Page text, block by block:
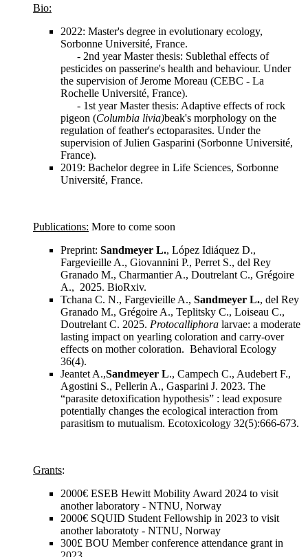
Bio:
2022: Master's degree in evolutionary ecology,
Sorbonne Université, France.
- 2nd year Master thesis: Sublethal effects of
pesticides on passerine's health and behaviour. Under
the supervision of Jerome Moreau (CEBC - La
Rochelle Université, France).
- 1st year Master thesis: Adaptive effects of rock
pigeon (Columbia livia)beak's morphology on the
regulation of feather's ectoparasites. Under the
supervision of Julien Gasparini (Sorbonne Université,
France).
2019: Bachelor degree in Life Sciences, Sorbonne
Université, France.
Publications: More to come soon
Preprint: Sandmeyer L., López Idiáquez D.,
Fargevieille A., Giovannini P., Perret S., del Rey
Granado M., Charmantier A., Doutrelant C., Grégoire
A., 2025. BioRxiv.
Tchana C. N., Fargevieille A., Sandmeyer L., del Rey
Granado M., Grégoire A., Teplitsky C., Loiseau C.,
Doutrelant C. 2025. Protocalliphora larvae: a moderate
lasting impact on yearling coloration and carry-over
effects on mother coloration. Behavioral Ecology
36(4).
Jeantet A.,Sandmeyer L., Campech C., Audebert F.,
Agostini S., Pellerin A., Gasparini J. 2023. The
“parasite detoxification hypothesis” : lead exposure
potentially changes the ecological interaction from
parasitism to mutualism. Ecotoxicology 32(5):666-673.
Grants:
2000€ ESEB Hewitt Mobility Award 2024 to visit
another laboratory - NTNU, Norway
2000€ SQUID Student Fellowship in 2023 to visit
another laboratoty - NTNU, Norway
300£ BOU Member conference attendance grant in